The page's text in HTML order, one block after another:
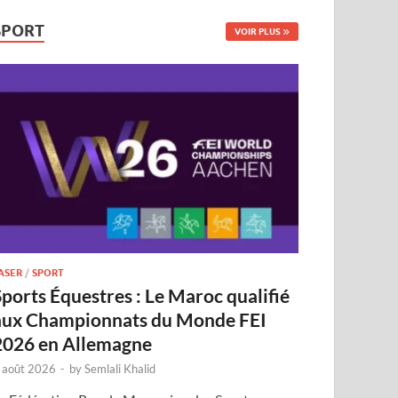
VOIR PLUS
/SPORT
Équestres : Le Maroc qualifié
Championnats du Monde FEI
en Allemagne
2026 - bySemlali Khalid